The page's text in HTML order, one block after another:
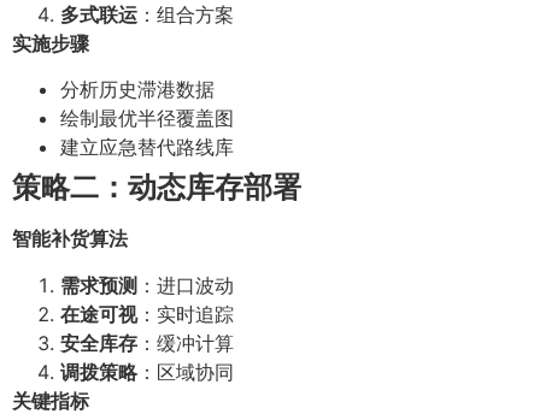
多式联运 ：组合方案
实施步骤
分析历史滞港数据
绘制最优半径覆盖图
建立应急替代路线库
策略二：动态库存部署
智能补货算法
需求预测 ：进口波动
在途可视：实时追踪
安全库存 ：缓冲计算
调拨策略：区域协同
关键指标